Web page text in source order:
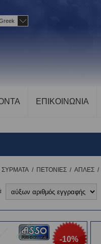
ΕΠΙΚΟΙΝΩΝΙΑ
ΣΥΡΜΑΤΑ / ΠΕΤΟΝΙΕΣ / ΑΠΛΕΣ /
-10%